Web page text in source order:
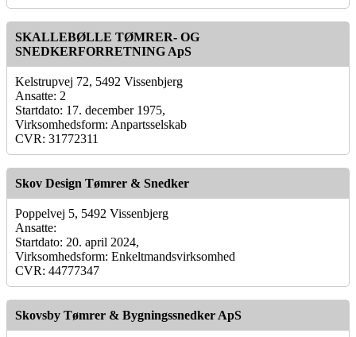
SKALLEBØLLE TØMRER- OG
SNEDKERFORRETNING ApS
Kelstrupvej 72, 5492 Vissenbjerg
Ansatte: 2
Startdato: 17. december 1975,
Virksomhedsform: Anpartsselskab
CVR: 31772311
Skov Design Tømrer & Snedker
Poppelvej 5, 5492 Vissenbjerg
Ansatte:
Startdato: 20. april 2024,
Virksomhedsform: Enkeltmandsvirksomhed
CVR: 44777347
Skovsby Tømrer & Bygningssnedker ApS